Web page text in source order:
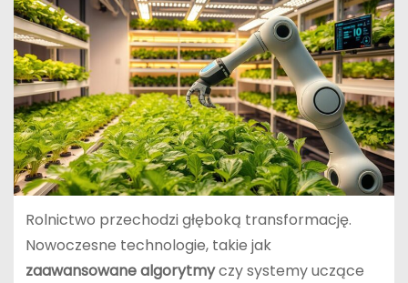
Rolnictwo przechodzi głęboką transformację.
Nowoczesne technologie, takie jak
zaawansowane algorytmyczy systemy uczące